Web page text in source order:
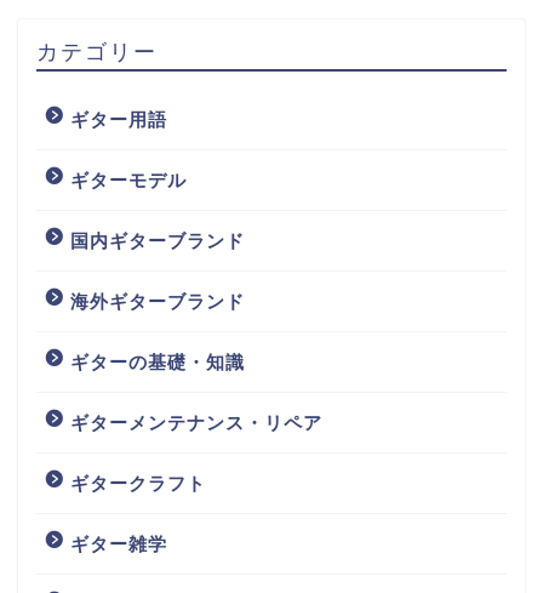
カテゴリー
ギター用語
ギターモデル
国内ギターブランド
海外ギターブランド
ギターの基礎・知識
ギターメンテナンス・リペア
ギタークラフト
ギター雑学